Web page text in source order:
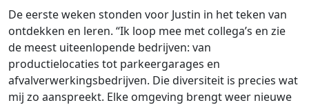
De eerste weken stonden voor Justin in het teken van
ontdekken en leren. “Ik loop mee met collega’s en zie
de meest uiteenlopende bedrijven: van
productielocaties tot parkeergarages en
afvalverwerkingsbedrijven. Die diversiteit is precies wat
mij zo aanspreekt. Elke omgeving brengt weer nieuwe